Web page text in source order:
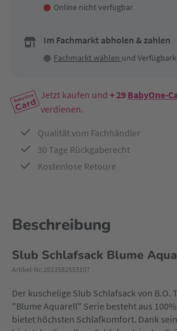
Online nicht verfügbar
Im Fachmarkt abholen & zahlen
Fachmarkt wählen und
Jetzt kaufen und + 29 BabyOne-
verdienen.
Qualität vom Fachhändler
30 Tage Rückgaberecht
Kostenlose Retoure
Beschreibung
Slub Schlafsack Blume
Artikel-Nr. 2013582553107
Der kuschelige Slub Schlafsack von B.O.
"Blume Aquarell" Serie besteht aus
bietet höchsten Schlafkomfort. Dank